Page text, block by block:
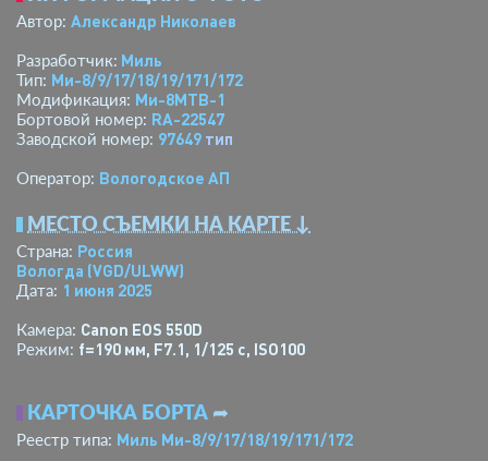
Автор: Александр Николаев
Разработчик: Миль
Тип: Ми-8/9/17/18/19/171/172
Модификация: Ми-8МТВ-1
Бортовой номер: RA-22547
Заводской номер: 97649 тип
Оператор: Вологодское АП
МЕСТО СЪЕМКИ НА КАРТЕ ↓
Страна: Россия
Вологда (VGD/ULWW)
Дата: 1 июня 2025
Камера: Canon EOS 550D
Режим: f=190 мм, F7.1, 1/125 с, ISO100
КАРТОЧКА БОРТА ➦
Реестр типа: Миль Ми-8/9/17/18/19/171/172